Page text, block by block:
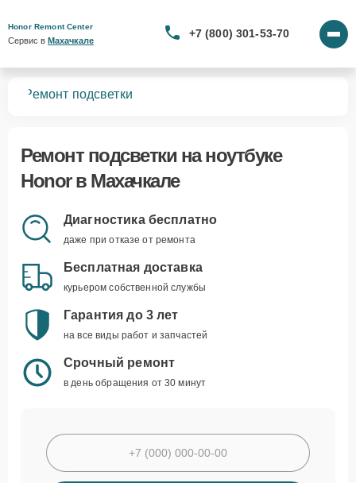
Honor Remont Center
Сервис в Махачкале
+7 (800) 301-53-70
Ремонт подсветки
Ремонт подсветки на ноутбуке
Honor в Махачкале
Диагностика бесплатно
даже при отказе от ремонта
Бесплатная доставка
курьером собственной службы
Гарантия до 3 лет
на все виды работ и запчастей
Срочный ремонт
в день обращения от 30 минут